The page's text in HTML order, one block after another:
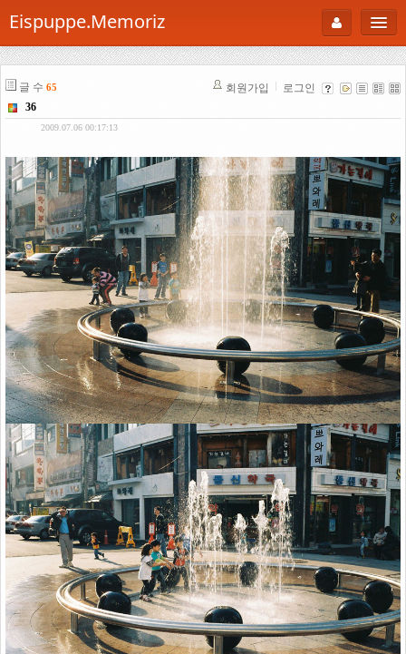
Eispuppe.Memoriz
로그인
About
AboutTori
Photo
Gallery
Snaps
B Cut
Portfolio
백과사전
공부방
Footprint
Link
글 수 65 회원가입 로그인
36
2009.07.06 00:17:13